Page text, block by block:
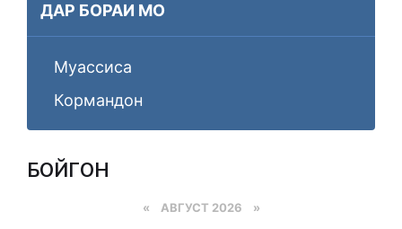
ДАР БОРАИ МО
Муассиса
Кормандон
БОЙГОНӢ
« АВГУСТ 2026 »